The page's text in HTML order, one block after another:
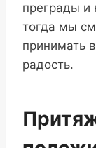
преграды и
тогда мы
принимать
радость.